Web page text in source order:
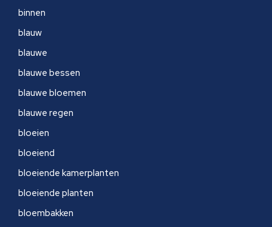
binnen
blauw
blauwe
blauwe bessen
blauwe bloemen
blauwe regen
bloeien
bloeiend
bloeiende kamerplanten
bloeiende planten
bloembakken